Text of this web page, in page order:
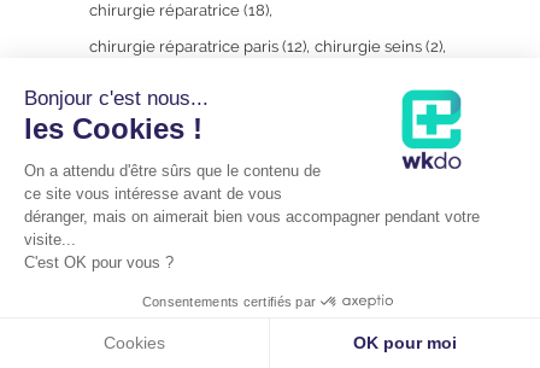
chirurgie réparatrice (18)
chirurgie réparatrice paris (12) chirurgie seins (2)
docteur mitz (49)
(18)
esthetique(9) greffe du visage
insatisfaction(2) lifting cervico-facial(2)
Lifting du visage
(4) main(5) maladie de Dupuytren
migraine (1)
(4)
Bonjour c'est nous...
les Cookies !
On a attendu d'être sûrs que le contenu de
ce site vous intéresse avant de vous
déranger, mais on aimerait bien vous accompagner pendant votre
visite...
C'est OK pour vous ?
Consentements certifiés par
Cookies OK pour moi